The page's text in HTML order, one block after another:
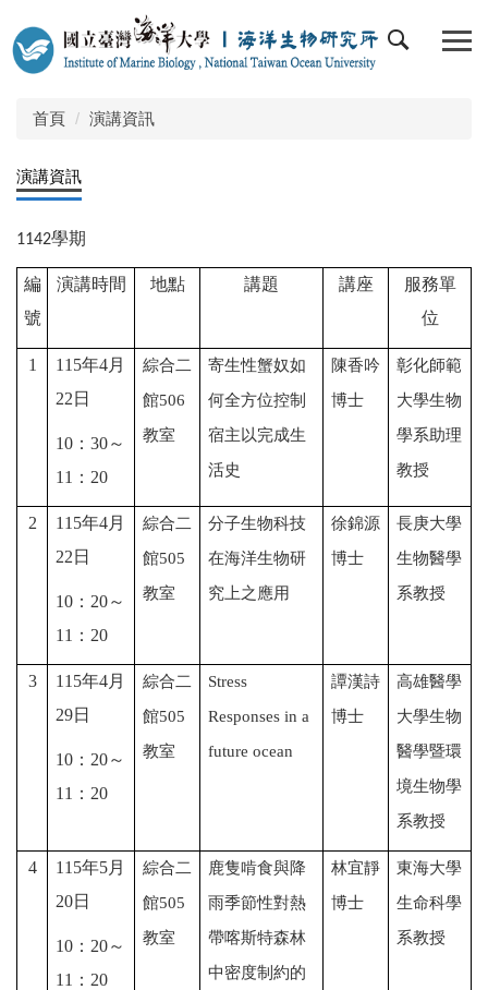
到
主
首頁 演講資訊
演講資訊
1142學期
編
號
演講時間 地點 講題 講座
服務單
位
1 115年4月
22 日
10 ： 30～
11 ： 20
綜合二
館506
教室
寄生性蟹奴如
何全方位控制
宿主以完成生
活史
陳香吟
博士
彰化師範
大學生物
學系助理
教授
2 115年4月
22 日
10 ： 20～
11 ： 20
綜合二
館505
教室
分子生物科技
在海洋生物研
究上之應用
徐錦源
博士
長庚大學
生物醫學
系教授
3 115年4月
29日
10 ： 20～
11 ： 20
綜合二
館505
教室
Stress
Responses in a
future ocean
譚漢詩
博士
高雄醫學
大學生物
醫學暨環
境生物學
系教授
4 115年5月
20日
10 ： 20～
11 ： 20
綜合二
館505
教室
鹿隻啃食與降
雨季節性對熱
帶喀斯特森林
中密度制約的
林宜靜
博士
東海大學
生命科學
系教授